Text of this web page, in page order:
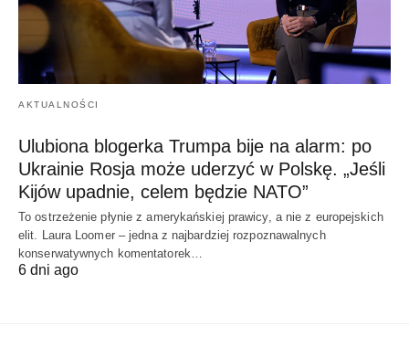
AKTUALNOŚCI
Ulubiona blogerka Trumpa bije na alarm: po
Ukrainie Rosja może uderzyć w Polskę. „Jeśli
Kijów upadnie, celem będzie NATO”
To ostrzeżenie płynie z amerykańskiej prawicy, a nie z europejskich
elit. Laura Loomer – jedna z najbardziej rozpoznawalnych
konserwatywnych komentatorek…
6 dni ago